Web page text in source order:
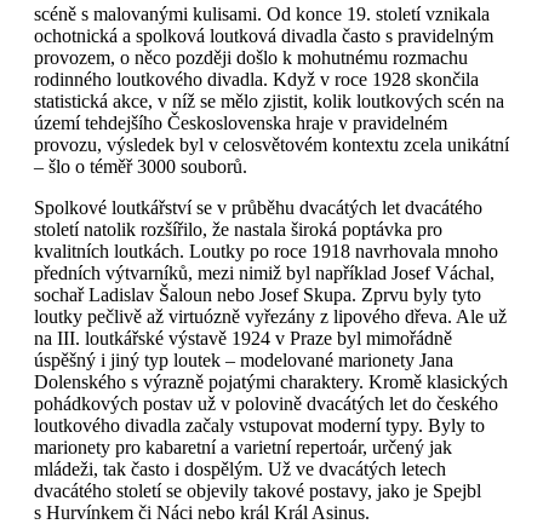
scéně s malovanými kulisami. Od konce 19. století vznikala
ochotnická a spolková loutková divadla často s pravidelným
provozem, o něco později došlo k mohutnému rozmachu
rodinného loutkového divadla. Když v roce 1928 skončila
statistická akce, v níž se mělo zjistit, kolik loutkových scén na
území tehdejšího Československa hraje v pravidelném
provozu, výsledek byl v celosvětovém kontextu zcela unikátní
– šlo o téměř 3000 souborů.
Spolkové loutkářství se v průběhu dvacátých let dvacátého
století natolik rozšířilo, že nastala široká poptávka pro
kvalitních loutkách. Loutky po roce 1918 navrhovala mnoho
předních výtvarníků, mezi nimiž byl například Josef Váchal,
sochař Ladislav Šaloun nebo Josef Skupa. Zprvu byly tyto
loutky pečlivě až virtuózně vyřezány z lipového dřeva. Ale už
na III. loutkářské výstavě 1924 v Praze byl mimořádně
úspěšný i jiný typ loutek – modelované marionety Jana
Dolenského s výrazně pojatými charaktery. Kromě klasických
pohádkových postav už v polovině dvacátých let do českého
loutkového divadla začaly vstupovat moderní typy. Byly to
marionety pro kabaretní a varietní repertoár, určený jak
mládeži, tak často i dospělým. Už ve dvacátých letech
dvacátého století se objevily takové postavy, jako je Spejbl
s Hurvínkem či Náci nebo král Král Asinus.